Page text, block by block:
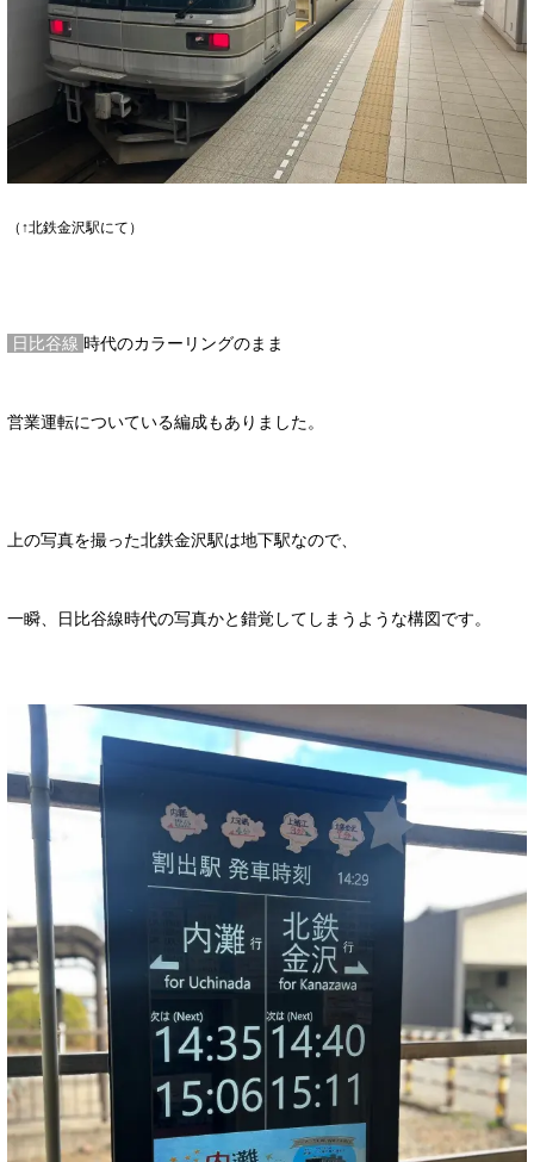
（↑北鉄金沢駅にて）
日比谷線 時代のカラーリングのまま
営業運転についている編成もありました。
上の写真を撮った北鉄金沢駅は地下駅なので、
一瞬、日比谷線時代の写真かと錯覚してしまうような構図です。